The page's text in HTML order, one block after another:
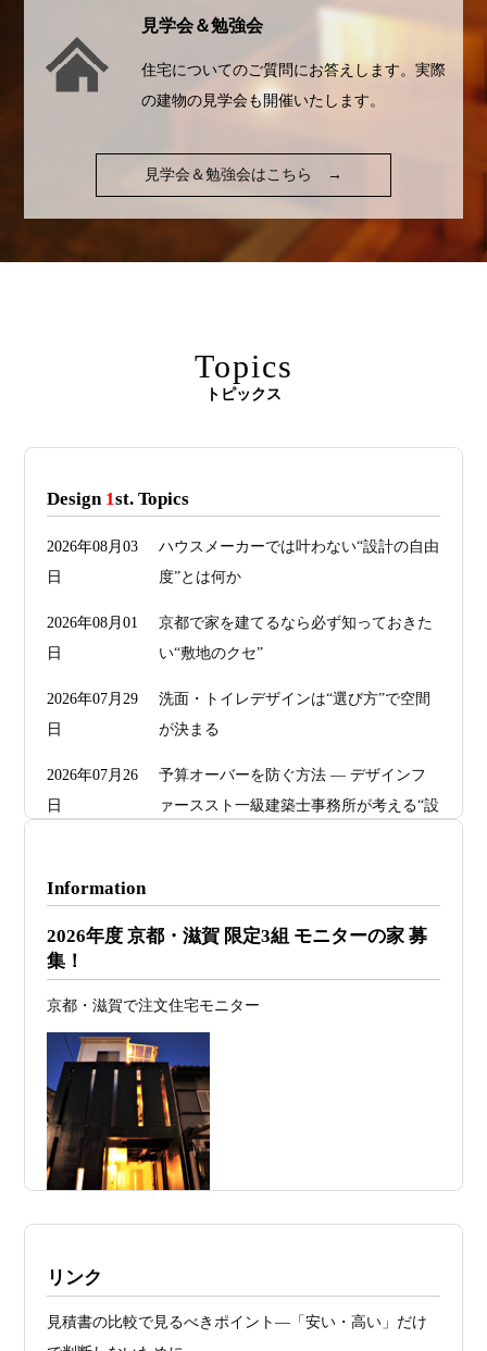
見学会＆勉強会
住宅についてのご質問にお答えします。実際
の建物の見学会も開催いたします。
見学会＆勉強会はこちら →
Topics
トピックス
Design 1st. Topics
2026年08月03
日
ハウスメーカーでは叶わない“設計の自由
度”とは何か
2026年08月01
日
京都で家を建てるなら必ず知っておきた
い“敷地のクセ”
2026年07月29
日
洗面・トイレデザインは“選び方”で空間
が決まる
2026年07月26
日
予算オーバーを防ぐ方法 ― デザインフ
ァーススト一級建築士事務所が考える“設
2026年07月24
日
得」ではない ―道路が狭い京都・滋賀で
こそ知っておくべき“建築費が上がる理
2026年07月23
予算が限られていても“美しい家”はつく
れる 削るべき場所・残すべき場所をどう
見極めるか
2026年07月20
日
RC造と木造の本質的な違いと、木造で
RC風デザインを実現するための設計戦略
Information
2026年度 京都・滋賀 限定3組 モニターの家 募
集！
京都・滋賀で注文住宅モニター
施工例・京都市北区・ハイクラスの家1UP
多数お問合せありがとうございました。2021～
2025年度 京都・滋賀の注文住宅モニター募
リンク
見積書の比較で見るべきポイント―「安い・高い」だけ